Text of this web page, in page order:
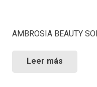
AMBROSIA BEAUTY
Leer más